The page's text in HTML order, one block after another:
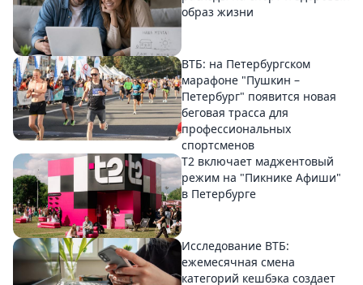
образ жизни
ВТБ: на Петербургском
марафоне "Пушкин –
Петербург" появится новая
беговая трасса для
профессиональных
спортсменов
Т2 включает маджентовый
режим на "Пикнике Афиши"
в Петербурге
Исследование ВТБ:
ежемесячная смена
категорий кешбэка создает